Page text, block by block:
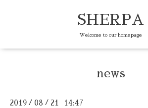
SHERPA
Welcome to our homepage
news
2019 / 08 / 21 14:47